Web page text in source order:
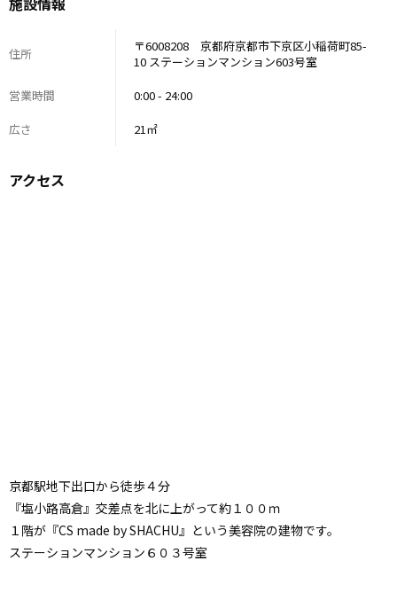
住所
〒6008208 京都府京都市下京区小稲荷町85-
10 ステーションマンション603号室
営業時間
0:00 - 24:00
広さ
21㎡
アクセス
京都駅地下出口から徒歩４分
『塩小路高倉』交差点を北に上がって約１００ｍ
１階が『CS made by SHACHU』という美容院の建物です。
ステーションマンション６０３号室